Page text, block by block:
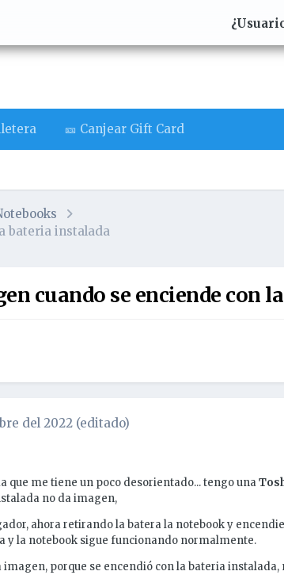
🎫 Canjear Gift Card
bateria instalada
cuando se enciende con
del 2022 (editado)
que me tiene un poco desorientado... tengo una
no da imagen,
ahora retirando la batera la notebook y
y la notebook sigue funcionando normalmente.
porque se encendió con la bateria